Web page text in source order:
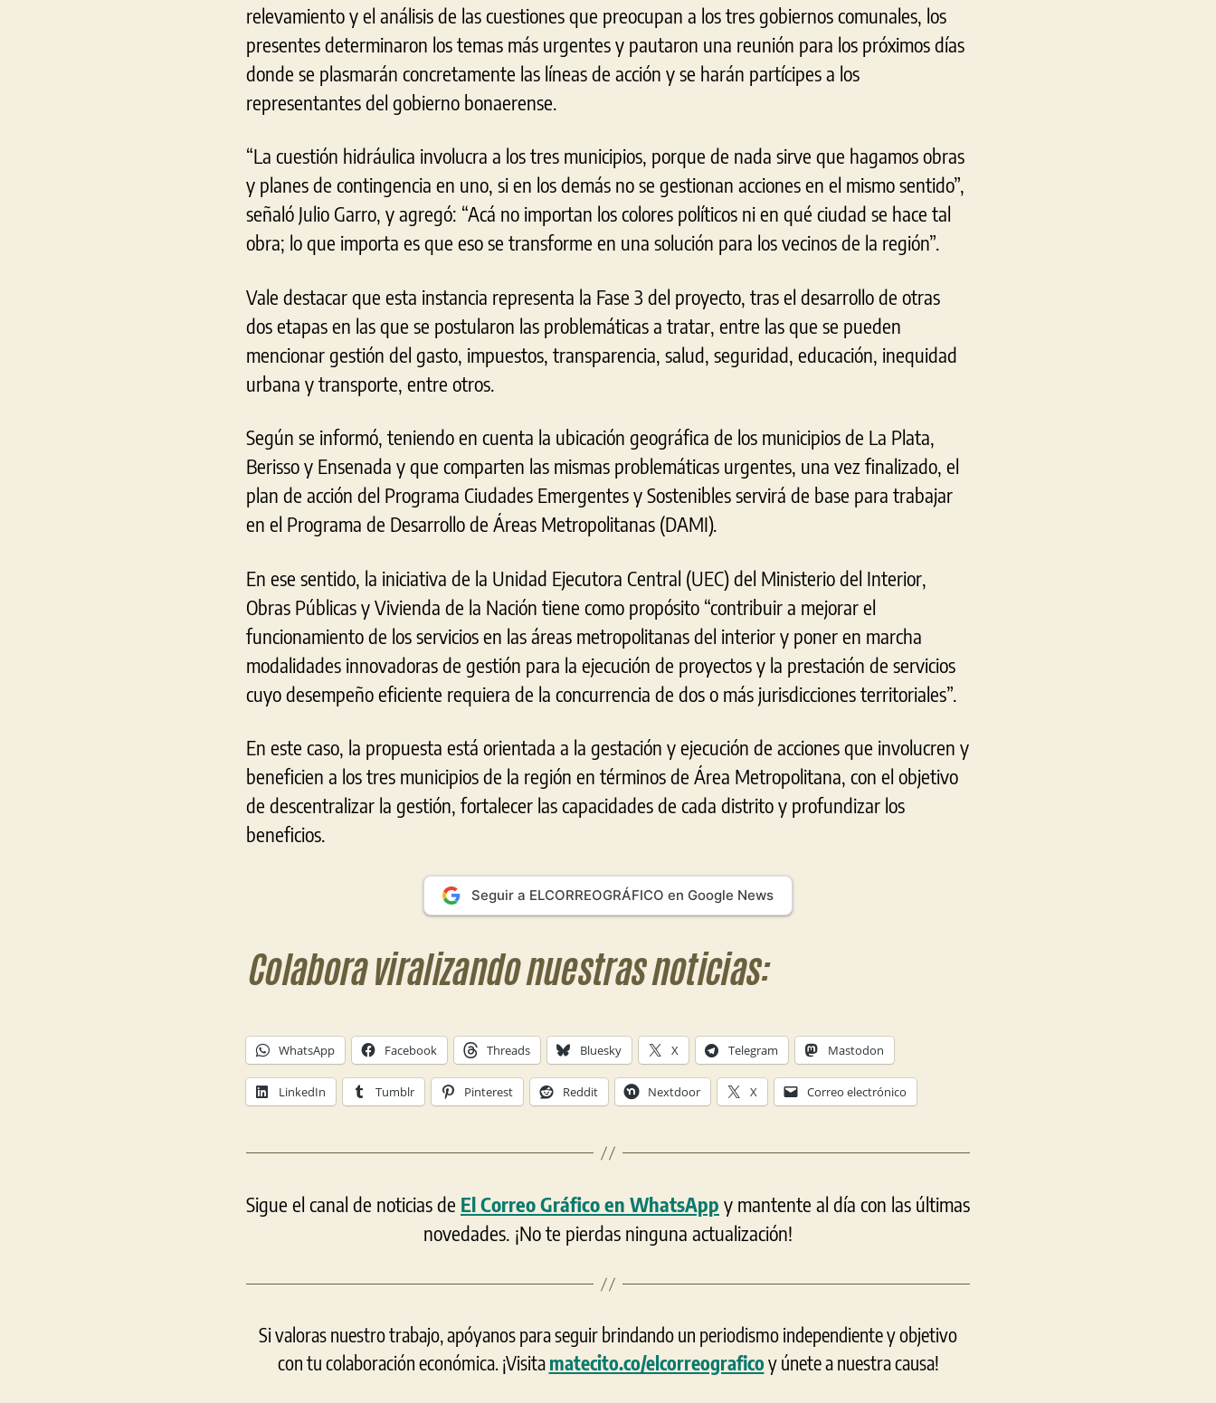
relevamiento y el análisis de las cuestiones que preocupan a los tres gobiernos comunales, los
presentes determinaron los temas más urgentes y pautaron una reunión para los próximos días
donde se plasmarán concretamente las líneas de acción y se harán partícipes a los
representantes del gobierno bonaerense.
“La cuestión hidráulica involucra a los tres municipios, porque de nada sirve que hagamos obras
y planes de contingencia en uno, si en los demás no se gestionan acciones en el mismo sentido”,
señaló Julio Garro, y agregó: “Acá no importan los colores políticos ni en qué ciudad se hace tal
obra; lo que importa es que eso se transforme en una solución para los vecinos de la región”.
Vale destacar que esta instancia representa la Fase 3 del proyecto, tras el desarrollo de otras
dos etapas en las que se postularon las problemáticas a tratar, entre las que se pueden
mencionar gestión del gasto, impuestos, transparencia, salud, seguridad, educación, inequidad
urbana y transporte, entre otros.
Según se informó, teniendo en cuenta la ubicación geográfica de los municipios de La Plata,
Berisso y Ensenada y que comparten las mismas problemáticas urgentes, una vez finalizado, el
plan de acción del Programa Ciudades Emergentes y Sostenibles servirá de base para trabajar
en el Programa de Desarrollo de Áreas Metropolitanas (DAMI).
En ese sentido, la iniciativa de la Unidad Ejecutora Central (UEC) del Ministerio del Interior,
Obras Públicas y Vivienda de la Nación tiene como propósito “contribuir a mejorar el
funcionamiento de los servicios en las áreas metropolitanas del interior y poner en marcha
modalidades innovadoras de gestión para la ejecución de proyectos y la prestación de servicios
cuyo desempeño eficiente requiera de la concurrencia de dos o más jurisdicciones territoriales”.
En este caso, la propuesta está orientada a la gestación y ejecución de acciones que involucren y
beneficien a los tres municipios de la región en términos de Área Metropolitana, con el objetivo
de descentralizar la gestión, fortalecer las capacidades de cada distrito y profundizar los
beneficios.
Seguir a ELCORREOGRÁFICO en Google News
Colabora viralizando nuestras noticias:
WhatsApp Facebook Threads Bluesky X Telegram Mastodon
LinkedIn Tumblr Pinterest Reddit Nextdoor X Correo electrónico
Sigue el canal de noticias de El Correo Gráfico en WhatsApp y mantente al día con las últimas
novedades. ¡No te pierdas ninguna actualización!
Si valoras nuestro trabajo, apóyanos para seguir brindando un periodismo independiente y objetivo
con tu colaboración económica. ¡Visitamatecito.co/elcorreograficoy únete a nuestra causa!